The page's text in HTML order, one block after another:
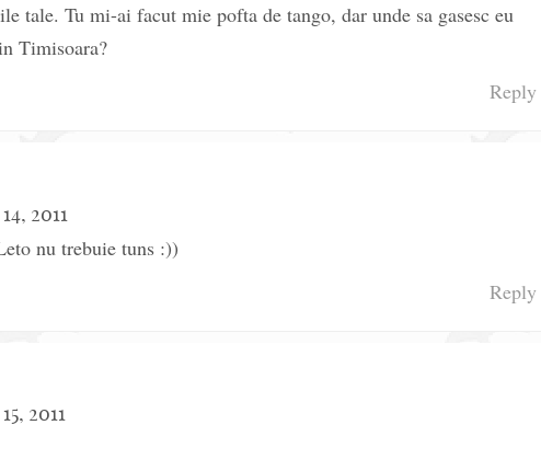
tale. Tu mi-ai facut mie pofta de tango, dar unde sa gasesc eu
Timisoara?
Reply
2011
nu trebuie tuns :))
Reply
2011